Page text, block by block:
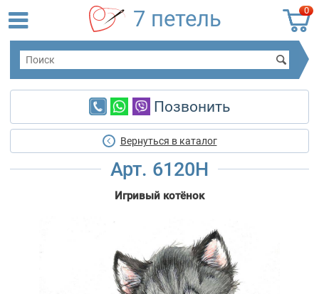
0
7 петель
Позвонить
Вернуться в каталог
Арт. 6120Н
Игривый котёнок